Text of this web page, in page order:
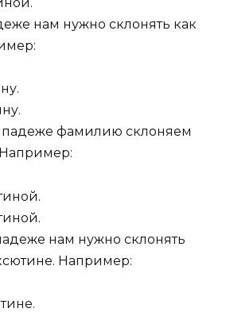
нам нужно склонять как
падеже фамилию склоняем
нам нужно склонять
Например: